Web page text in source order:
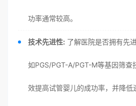
功率通常较高。
技术先进性: 了解医院是否拥有先
如PGS/PGT-A/PGT-M等基因筛查
效提高试管婴儿的成功率，并降